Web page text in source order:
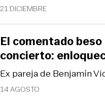
21 DICIEMBRE
14 AGOSTO
Ex pareja de Benjamín
El comentado
concierto: